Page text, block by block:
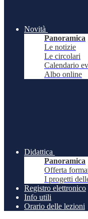
Novità
Panoramica
Le notizie
Le circolari
Calendario
Albo online
Didattica
Panoramica
Offerta
I progetti
Registro elettronico
Info utili
Orario delle lezioni